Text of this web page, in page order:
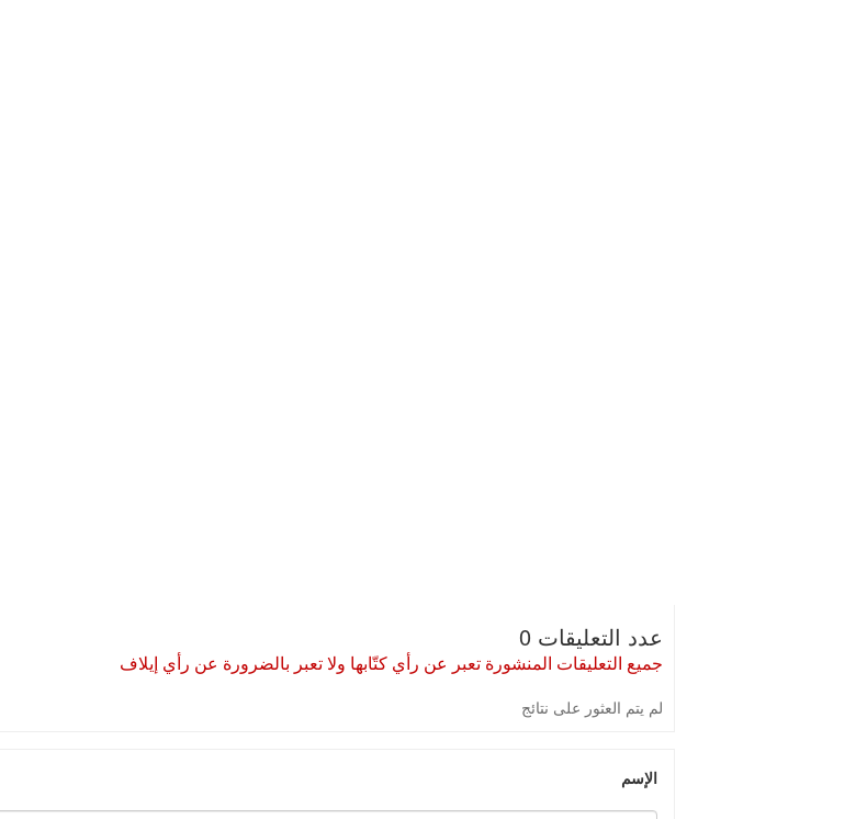
عدد التعليقات 0
جميع التعليقات المنشورة تعبر عن رأي كتّابها ولا تعبر بالضرورة عن رأي إيلاف
لم يتم العثور على نتائج
الإسم